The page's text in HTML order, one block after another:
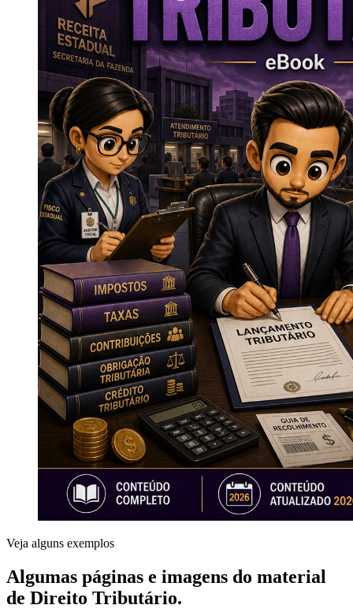
Veja alguns exemplos
Algumas páginas e imagens do material
de Direito Tributário.